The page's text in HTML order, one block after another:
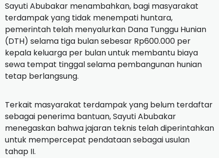
Sayuti Abubakar menambahkan, bagi masyarakat
terdampak yang tidak menempati huntara,
pemerintah telah menyalurkan Dana Tunggu Hunian
(DTH) selama tiga bulan sebesar Rp600.000 per
kepala keluarga per bulan untuk membantu biaya
sewa tempat tinggal selama pembangunan hunian
tetap berlangsung.
Terkait masyarakat terdampak yang belum terdaftar
sebagai penerima bantuan, Sayuti Abubakar
menegaskan bahwa jajaran teknis telah diperintahkan
untuk mempercepat pendataan sebagai usulan
tahap II.